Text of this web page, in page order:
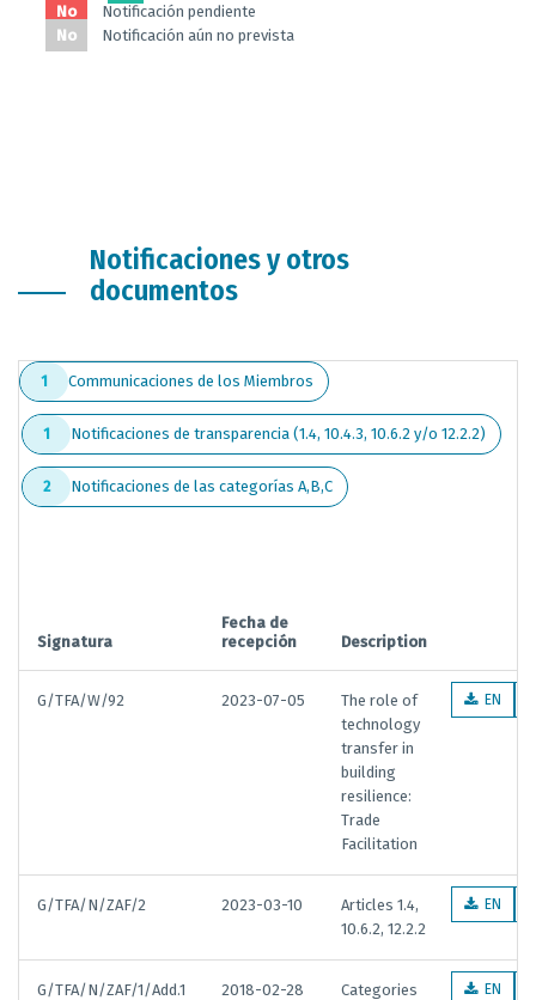
No
Notificación pendiente
No
Notificación aún no prevista
Notificaciones y otros
documentos
1 Communicaciones de los Miembros
1 Notificaciones de transparencia (1.4, 10.4.3, 10.6.2 y/o 12.2.2)
2 Notificaciones de las categorías A,B,C
Signatura
Fecha de
recepción
Description
G/TFA/W/92 2023-07-05
The role of
technology
transfer in
building
resilience:
Trade
Facilitation
EN
G/TFA/N/ZAF/2 2023-03-10
Articles 1.4,
10.6.2, 12.2.2
EN
G/TFA/N/ZAF/1/Add.1 2018-02-28
Categories
EN